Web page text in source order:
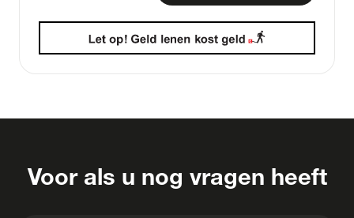
Voor als u nog vragen heeft